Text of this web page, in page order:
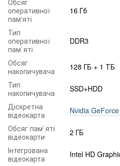
оперативної
пам'яті
16 Гб
Тип
оперативної
пам`яті
DDR3
Обсяг
накопичувача
128 ГБ + 1 ТБ
Тип
накопичувача
SSD+HDD
Діскретна
відеокарта
Nvidia
Обсяг пам`яті
відеокарти
2 ГБ
Інтегрована
відеокарта
Intel HD